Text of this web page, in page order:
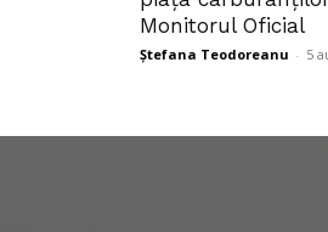
Monitorul Oficial
Ștefana Teodoreanu - 5